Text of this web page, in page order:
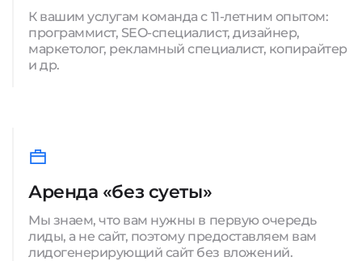
К вашим услугам команда с 11-летним опытом:
программист, SEO-специалист, дизайнер,
маркетолог, рекламный специалист, копирайтер
и др.
Аренда «без суеты»
Мы знаем, что вам нужны в первую очередь
лиды, а не сайт, поэтому предоставляем вам
лидогенерирующий сайт без вложений.